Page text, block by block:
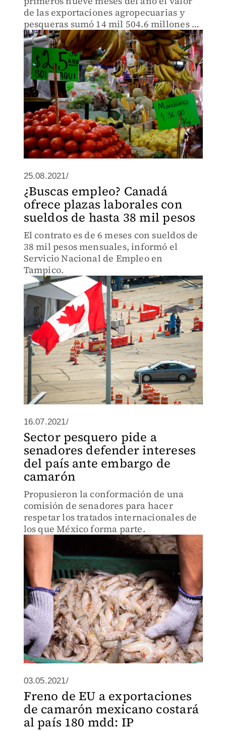
de las exportaciones agropecuarias y
pesqueras sumó 14 mil 504.6 millones de
dólares.
25.08.2021/
¿Buscas empleo? Canadá
ofrece plazas laborales con
sueldos de hasta 38 mil pesos
El contrato es de 6 meses con sueldos de
38 mil pesos mensuales, informó el
Servicio Nacional de Empleo en
Tampico.
16.07.2021/
Sector pesquero pide a
senadores defender intereses
del país ante embargo de
camarón
Propusieron la conformación de una
comisión de senadores para hacer
respetar los tratados internacionales de
los que México forma parte.
03.05.2021/
Freno de EU a exportaciones
de camarón mexicano costará
al país 180 mdd: IP